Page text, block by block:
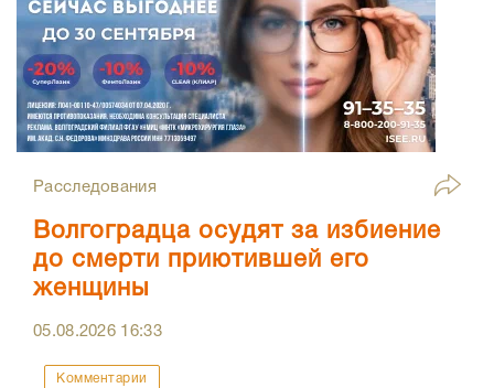
Расследования
Волгоградца осудят за избиение
до смерти приютившей его
женщины
05.08.2026 16:33
Комментарии